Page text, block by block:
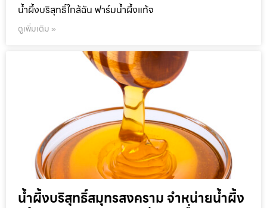
น้ำผึ้งบริสุทธิ์ใกล้ฉัน ฟาร์มน้ำผึ้งแท้จ
ดูเพิ่มเติม »
น้ำผึ้งบริสุทธิ์สมุทรสงคราม จำหน่ายน้ำผึ้ง